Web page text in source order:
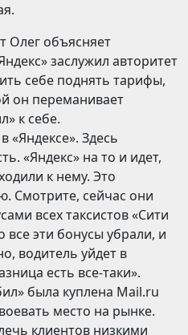
Олег объясняет
заслужил авторитет
себе поднять тарифы,
он переманивает
к себе.
«Яндексе». Здесь
«Яндекс» на то и идет,
к нему. Это
Смотрите, сейчас они
всех таксистов «Сити
эти бонусы убрали, и
водитель уйдет в
есть все-таки».
была куплена Mail.ru
место на рынке.
клиентов низкими